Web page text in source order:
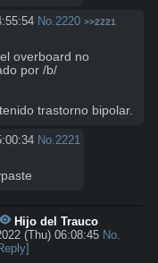
No.2220 >>2221
overboard no
por /b/
trastorno bipolar.
No.2221
Hijo del Trauco
(Thu) 06:08:45 No.